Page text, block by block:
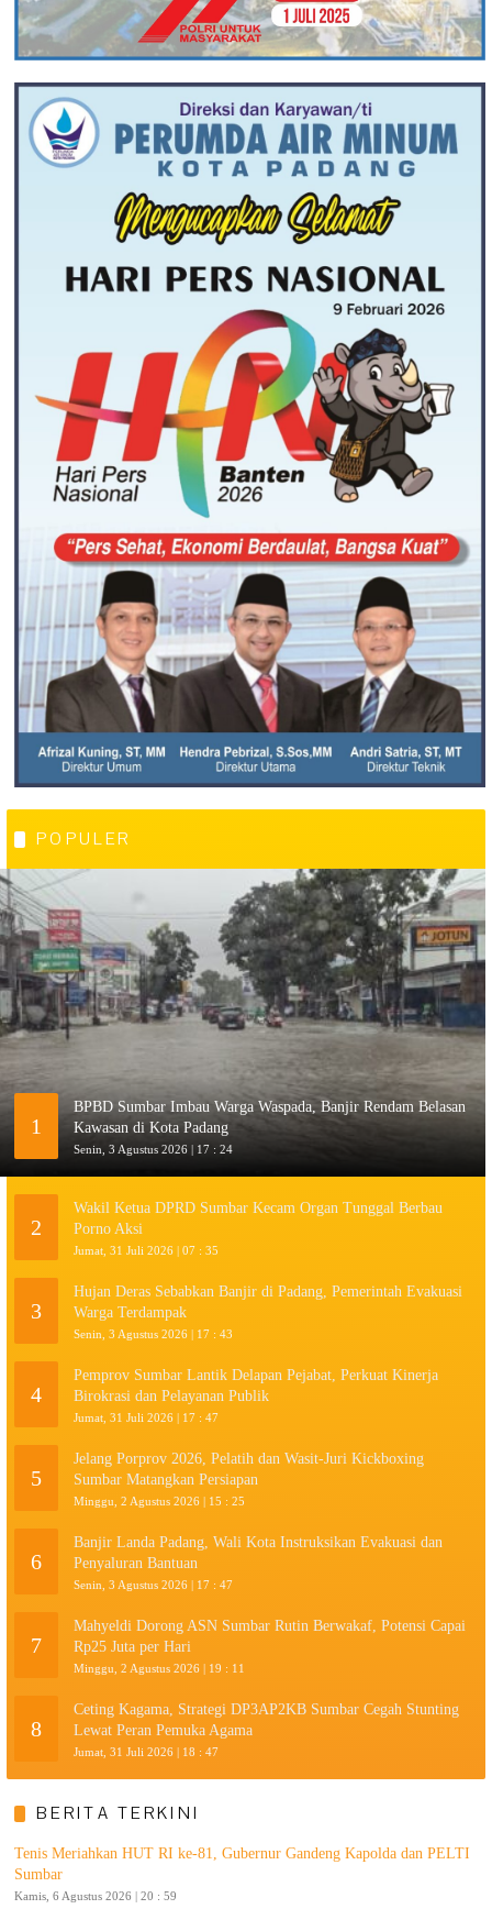
POPULER
1
BPBD Sumbar Imbau Warga Waspada, Banjir Rendam Belasan
Kawasan di Kota Padang
Senin, 3 Agustus 2026 | 17 : 24
2
Wakil Ketua DPRD Sumbar Kecam Organ Tunggal Berbau
Porno Aksi
Jumat, 31 Juli 2026 | 07 : 35
3
Hujan Deras Sebabkan Banjir di Padang, Pemerintah Evakuasi
Warga Terdampak
Senin, 3 Agustus 2026 | 17 : 43
4
Pemprov Sumbar Lantik Delapan Pejabat, Perkuat Kinerja
Birokrasi dan Pelayanan Publik
Jumat, 31 Juli 2026 | 17 : 47
5
Jelang Porprov 2026, Pelatih dan Wasit-Juri Kickboxing
Sumbar Matangkan Persiapan
Minggu, 2 Agustus 2026 | 15 : 25
6
Banjir Landa Padang, Wali Kota Instruksikan Evakuasi dan
Penyaluran Bantuan
Senin, 3 Agustus 2026 | 17 : 47
7
Mahyeldi Dorong ASN Sumbar Rutin Berwakaf, Potensi Capai
Rp25 Juta per Hari
Minggu, 2 Agustus 2026 | 19 : 11
8
Ceting Kagama, Strategi DP3AP2KB Sumbar Cegah Stunting
Lewat Peran Pemuka Agama
Jumat, 31 Juli 2026 | 18 : 47
BERITA TERKINI
Tenis Meriahkan HUT RI ke-81, Gubernur Gandeng Kapolda dan PELTI
Sumbar
Kamis, 6 Agustus 2026 | 20 : 59